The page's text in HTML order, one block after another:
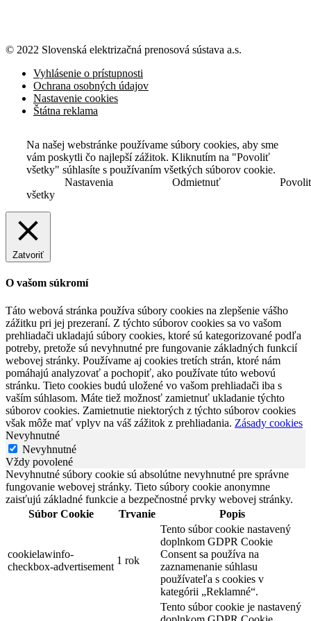
© 2022 Slovenská elektrizačná prenosová sústava a.s.
Vyhlásenie o prístupnosti
Ochrana osobných údajov
Nastavenie cookies
Štátna reklama
Na našej webstránke používame súbory cookies, aby sme
vám poskytli čo najlepší zážitok. Kliknutím na "Povoliť
všetky" súhlasíte s používaním všetkých súborov cookie.
Nastavenia
Odmietnuť
všetky
Zatvoriť
O vašom súkromí
Táto webová stránka používa súbory cookies na zlepšenie vášho
zážitku pri jej prezeraní. Z týchto súborov cookies sa vo vašom
prehliadači ukladajú súbory cookies, ktoré sú kategorizované podľa
potreby, pretože sú nevyhnutné pre fungovanie základných funkcií
webovej stránky. Používame aj cookies tretích strán, ktoré nám
pomáhajú analyzovať a pochopiť, ako používate túto webovú
stránku. Tieto cookies budú uložené vo vašom prehliadači iba s
vaším súhlasom. Máte tiež možnosť zamietnuť ukladanie týchto
súborov cookies. Zamietnutie niektorých z týchto súborov cookies
však môže mať vplyv na váš zážitok z prehliadania. Zásady cookies
Nevyhnutné
Nevyhnutné
Vždy povolené
Nevyhnutné súbory cookie sú absolútne nevyhnutné pre správne
fungovanie webovej stránky. Tieto súbory cookie anonymne
zaisťujú základné funkcie a bezpečnostné prvky webovej stránky.
Súbor Cookie
Trvanie Popis
cookielawinfo-
checkbox-advertisement
1 rok
Tento súbor cookie nastavený
doplnkom GDPR Cookie
Consent sa používa na
zaznamenanie súhlasu
používateľa s cookies v
kategórii „Reklamné“.
Tento súbor cookie je nastavený